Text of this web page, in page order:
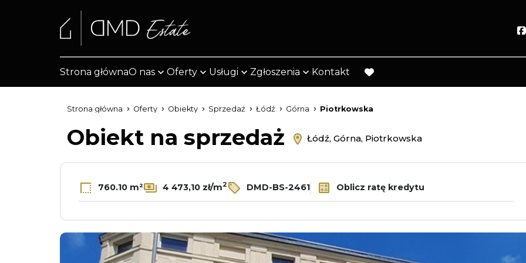
Strona głównaO nas Oferty Usługi Zgłoszenia Kontakt
favorite
Strona główna Oferty Obiekty Sprzedaż Łódź Górna Piotrkowska
Obiekt na sprzedaż Łódź, Górna, Piotrkowska
760.10 m² 4 473,10 zł/m2 DMD-BS-2461 Oblicz ratę kredytu